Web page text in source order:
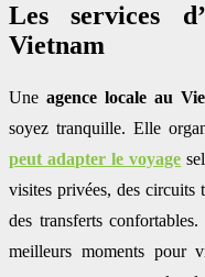
Les services
Vietnam
Une agence locale au
soyez tranquille. Elle
peut adapter le voyage
visites privées, des circuits
des transferts
meilleurs moments pour